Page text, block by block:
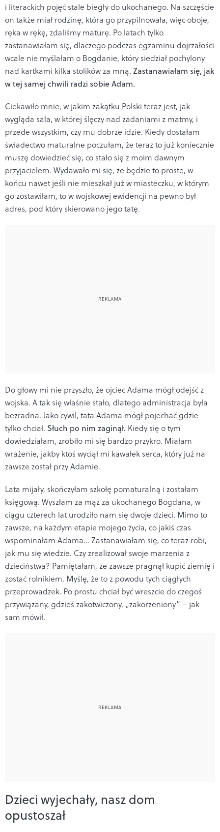
i literackich pojęć stale biegły do ukochanego. Na szczęście
on także miał rodzinę, która go przypilnowała, więc oboje,
ręka w rękę, zdaliśmy maturę. Po latach tylko
zastanawiałam się, dlaczego podczas egzaminu dojrzałości
wcale nie myślałam o Bogdanie, który siedział pochylony
nad kartkami kilka stolików za mną. Zastanawiałam się, jak
w tej samej chwili radzi sobie Adam.
Ciekawiło mnie, w jakim zakątku Polski teraz jest, jak
wygląda sala, w której ślęczy nad zadaniami z matmy, i
przede wszystkim, czy mu dobrze idzie. Kiedy dostałam
świadectwo maturalne poczułam, że teraz to już koniecznie
muszę dowiedzieć się, co stało się z moim dawnym
przyjacielem. Wydawało mi się, że będzie to proste, w
końcu nawet jeśli nie mieszkał już w miasteczku, w którym
go zostawiłam, to w wojskowej ewidencji na pewno był
adres, pod który skierowano jego tatę.
Do głowy mi nie przyszło, że ojciec Adama mógł odejść z
wojska. A tak się właśnie stało, dlatego administracja była
bezradna. Jako cywil, tata Adama mógł pojechać gdzie
tylko chciał. Słuch po nim zaginął. Kiedy się o tym
dowiedziałam, zrobiło mi się bardzo przykro. Miałam
wrażenie, jakby ktoś wyciął mi kawałek serca, który już na
zawsze został przy Adamie.
Lata mijały, skończyłam szkołę pomaturalną i zostałam
księgową. Wyszłam za mąż za ukochanego Bogdana, w
ciągu czterech lat urodziło nam się dwoje dzieci. Mimo to
zawsze, na każdym etapie mojego życia, co jakiś czas
wspominałam Adama… Zastanawiałam się, co teraz robi,
jak mu się wiedzie. Czy zrealizował swoje marzenia z
dzieciństwa? Pamiętałam, że zawsze pragnął kupić ziemię i
zostać rolnikiem. Myślę, że to z powodu tych ciągłych
przeprowadzek. Po prostu chciał być wreszcie do czegoś
przywiązany, gdzieś zakotwiczony, „zakorzeniony” – jak
sam mówił.
Dzieci wyjechały, nasz dom
opustoszał